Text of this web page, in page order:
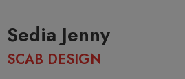
Sedia Jenny
SCAB DESIGN